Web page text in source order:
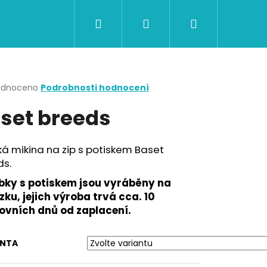
CERTIFIKÁTY A POUKAZY BAZAR
Přihlášení
Podrobnosti hodnocení
breeds
mikina na zip s potiskem Baset
s potiskem jsou vyráběny na
jejich výroba trvá cca. 10
dnů od zaplacení.